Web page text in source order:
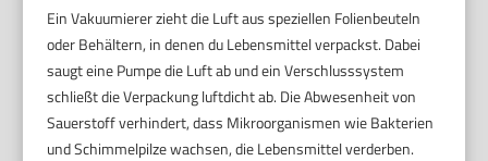
Ein Vakuumierer zieht die Luft aus speziellen Folienbeuteln
oder Behältern, in denen du Lebensmittel verpackst. Dabei
saugt eine Pumpe die Luft ab und ein Verschlusssystem
schließt die Verpackung luftdicht ab. Die Abwesenheit von
Sauerstoff verhindert, dass Mikroorganismen wie Bakterien
und Schimmelpilze wachsen, die Lebensmittel verderben.